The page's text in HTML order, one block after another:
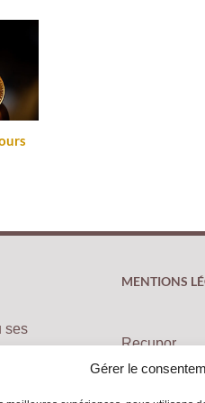
Gérer le
ses
MENTIONS
Recupor
RCS de